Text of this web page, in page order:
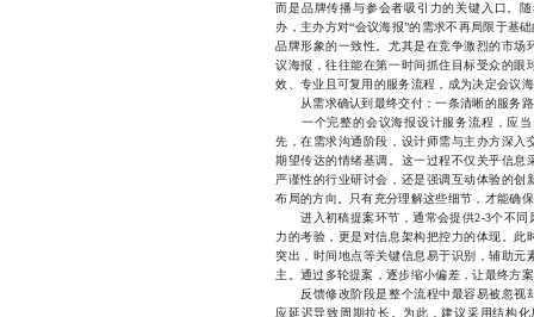
而是品牌传播与参会者吸引力的关键入口。
办，主办方对“会议海报”的需求不再局限于基
品牌形象的一致性。尤其是在竞争激烈的市
议海报，往往能在第一时间抓住目标受众的
效、专业且可复用的服务流程，成为决定会议
从需求确认到最终交付：一条清晰的服务
一个完整的会议海报设计服务流程，应当
先，在需求沟通阶段，设计师需与主办方深
期望传达的情绪基调。这一过程不仅关乎信
严谨性的行业研讨会，还是强调互动体验的
布局的方向。只有充分理解这些细节，才能确
进入初稿提案环节，通常会提供2-3个不同
力的考验，更是对信息架构把控力的体现。
突出，时间地点等关键信息易于识别，辅助
主。通过多轮提案，逐步缩小偏差，让最终方
反馈修改阶段是整个流程中最容易被忽视
应延迟导致周期拉长。为此，建议采用结构